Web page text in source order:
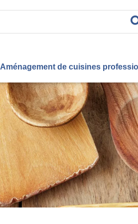
Aménagement de cuisines